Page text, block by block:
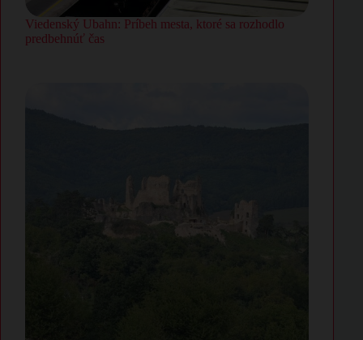
Viedenský Ubahn: Príbeh mesta, ktoré sa rozhodlo
predbehnúť čas